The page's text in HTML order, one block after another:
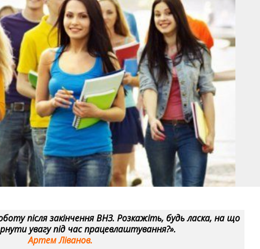
після закінчення ВНЗ. Розкажіть, будь ласка, на що
увагу під час працевлаштування?».
Артем Ліванов.